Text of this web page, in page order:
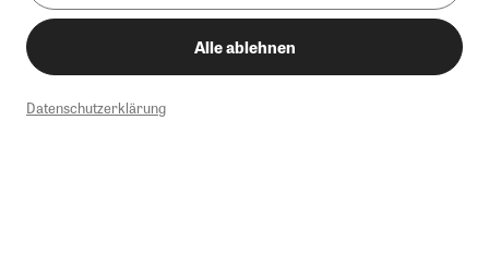
Alle ablehnen
Datenschutzerklärung